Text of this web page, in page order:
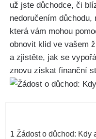
už jste důchodce, či
nedoručením
která vám mohou
obnovit klid ve vašem
a zjistěte, jak se
znovu získat finanční
1 Žádost o důchod: Kdy